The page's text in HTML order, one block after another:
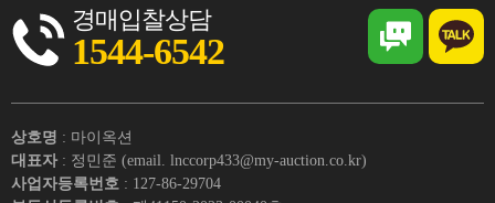
경매입찰상담
1544-6542
상호명 : 마이옥션
대표자 : 정민준 (email. lnccorp433@my-auction.co.kr)
사업자등록번호 : 127-86-29704